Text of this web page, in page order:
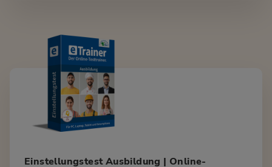
Einstellungstest Ausbildung | Online-